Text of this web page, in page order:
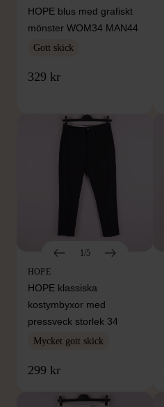
HOPE blus med grafiskt
mönster WOM34 MAN44
Gott skick
329 kr
1/5
HOPE
HOPE klassiska
kostymbyxor med
pressveck storlek 34
Mycket gott skick
299 kr